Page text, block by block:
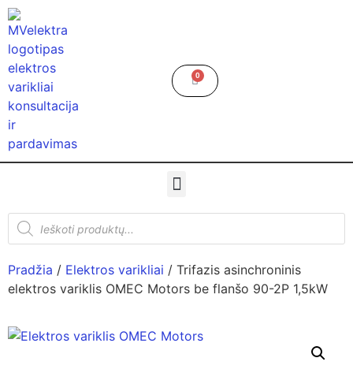
0
Pradžia / Elektros varikliai / Trifazis asinchroninis
elektros variklis OMEC Motors be flanšo 90-2P 1,5kW